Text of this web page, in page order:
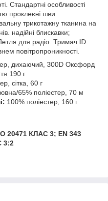
Стандартні особливості
проклеєні шви
трикотажну тканина на
надійні блискавки;
для радіо. Тримач ID.
повітропроникності.
дихаючий, 300D Оксфорд
190 г
сітка, 60 г
65% поліестер, 70 м
100% поліестер, 160 г
20471 КЛАС 3; EN 343
3:2